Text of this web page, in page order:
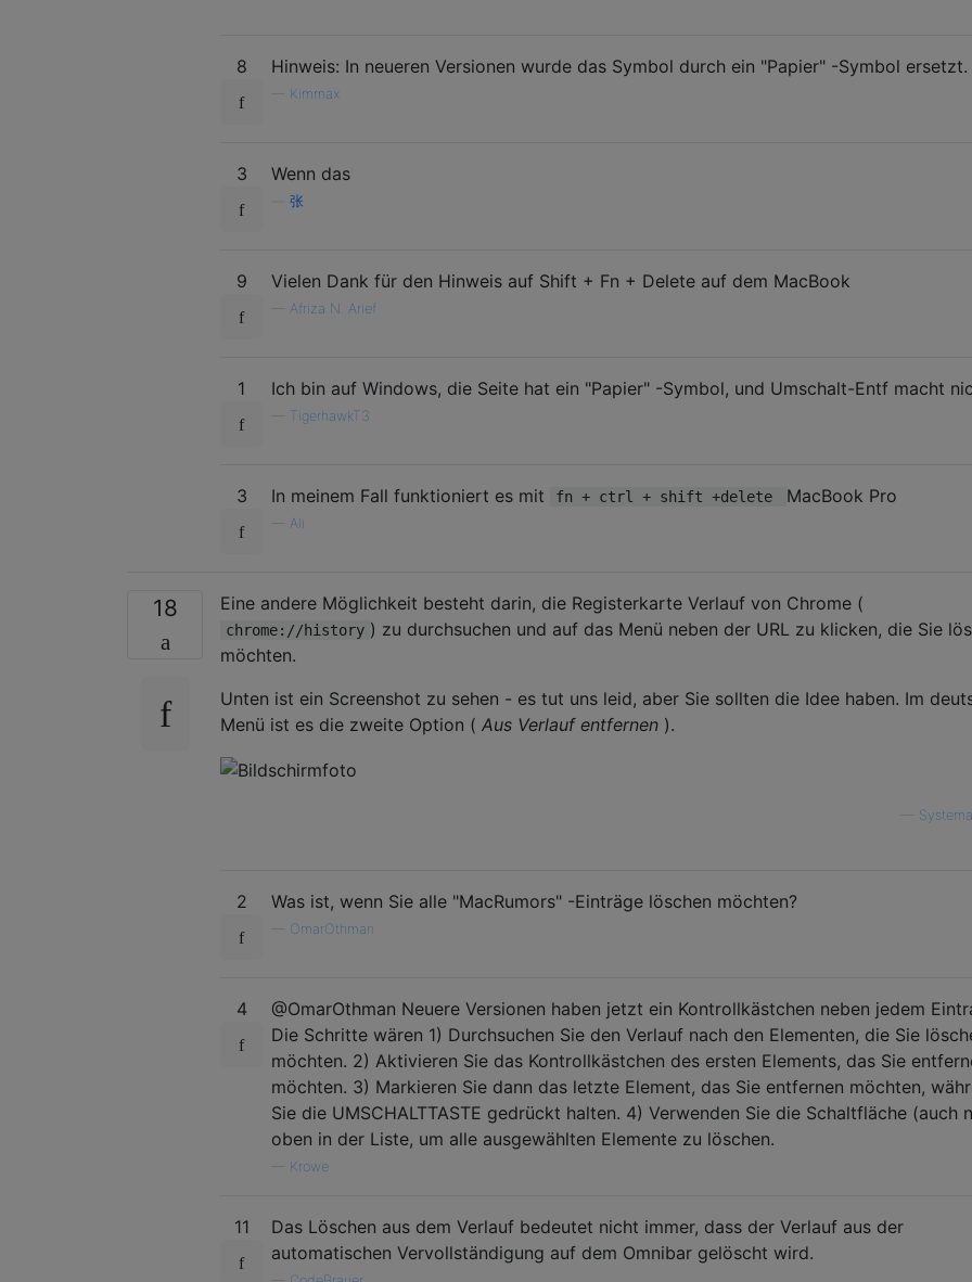
8 Hinweis: In neueren Versionen wurde das Symbol durch ein "Papier" -Symbol ersetzt.
Kimmax
3 Wenn das
张
9 Vielen Dank für den Hinweis auf Shift + Fn + Delete auf dem MacBook
Afriza N. Arief
1 Ich bin auf Windows, die Seite hat ein "Papier" -Symbol, und Umschalt-Entf macht
TigerhawkT3
3 In meinem Fall funktioniert es mit fn + ctrl + shift +delete MacBook Pro
Ali
18 Eine andere Möglichkeit besteht darin, die Registerkarte Verlauf von Chrome (
chrome://history ) zu durchsuchen und auf das Menü neben der URL zu klicken, die Sie
möchten.
Unten ist ein Screenshot zu sehen - es tut uns leid, aber Sie sollten die Idee haben. Im
Menü ist es die zweite Option ( Aus Verlauf entfernen ).
2 Was ist, wenn Sie alle "MacRumors" -Einträge löschen möchten?
OmarOthman
4
@OmarOthman Neuere Versionen haben jetzt ein Kontrollkästchen neben jedem
Die Schritte wären 1) Durchsuchen Sie den Verlauf nach den Elementen, die Sie
möchten. 2) Aktivieren Sie das Kontrollkästchen des ersten Elements, das Sie
möchten. 3) Markieren Sie dann das letzte Element, das Sie entfernen möchten,
Sie die UMSCHALTTASTE gedrückt halten. 4) Verwenden Sie die Schaltfläche (auch
oben in der Liste, um alle ausgewählten Elemente zu löschen.
Krowe
11
Das Löschen aus dem Verlauf bedeutet nicht immer, dass der Verlauf aus der
automatischen Vervollständigung auf dem Omnibar gelöscht wird.